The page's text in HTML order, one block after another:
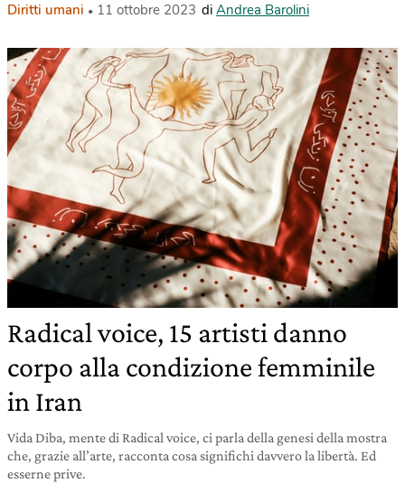
Diritti umani 11 ottobre 2023 di Andrea Barolini
Radical voice, 15 artisti danno
corpo alla condizione femminile
in Iran
Vida Diba, mente di Radical voice, ci parla della genesi della mostra
che, grazie all’arte, racconta cosa significhi davvero la libertà. Ed
esserne prive.